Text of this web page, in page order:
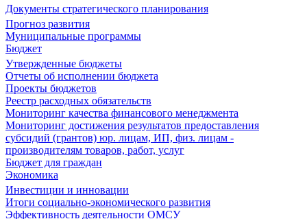
Документы стратегического планирования
Прогноз развития
Муниципальные программы
Бюджет
Утвержденные бюджеты
Отчеты об исполнении бюджета
Проекты бюджетов
Реестр расходных обязательств
Мониторинг качества финансового менеджмента
Мониторинг достижения результатов предоставления
субсидий (грантов) юр. лицам, ИП, физ. лицам -
производителям товаров, работ, услуг
Бюджет для граждан
Экономика
Инвестиции и инновации
Итоги социально-экономического развития
Эффективность деятельности ОМСУ